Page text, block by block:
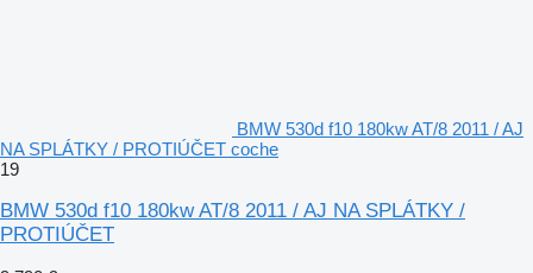
BMW 530d f10 180kw AT/8 2011 / AJ
NA SPLÁTKY / PROTIÚČET coche
19
BMW 530d f10 180kw AT/8 2011 / AJ NA SPLÁTKY /
PROTIÚČET